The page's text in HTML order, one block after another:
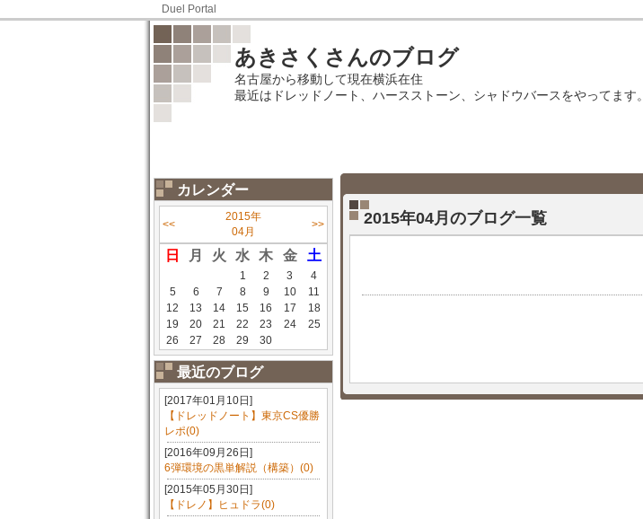
Duel Portal
あきさくさんのブログ
名古屋から移動して現在横浜在住
最近はドレッドノート、ハースストーン、シャドウバースをやってます。
カレンダー
<<
2015年
04月
>>
日 月 火 水 木 金 土
1 2 3
4
5
6 7 8 9 10
11
12
13 14 15 16 17
18
19
20 21 22 23 24
25
26
27 28 29 30
最近のブログ
[2017年01月10日]
【ドレッドノート】東京CS優勝
レポ(0)
[2016年09月26日]
6弾環境の黒単解説（構築）(0)
[2015年05月30日]
【ドレノ】ヒュドラ(0)
2015年04月のブログ一覧